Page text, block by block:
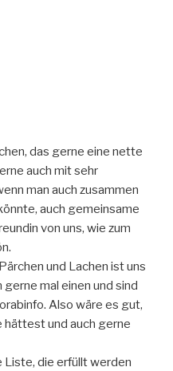
das gerne eine nette
auch mit sehr
man auch zusammen
auch gemeinsame
von uns, wie zum
und Lachen ist uns
mal einen und sind
Also wäre es gut,
hättest und auch gerne
Liste, die erfüllt werden